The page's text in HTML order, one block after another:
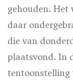
gehouden. Het
daar
die van
plaatsvond. In
tentoonstelling